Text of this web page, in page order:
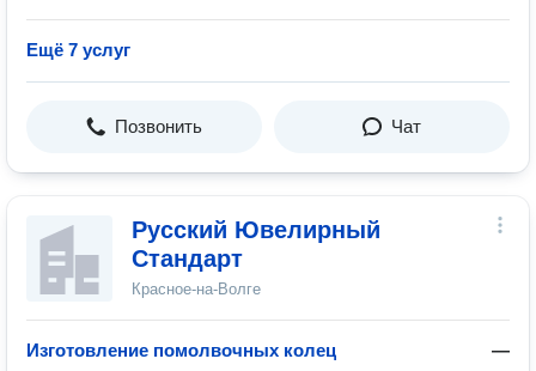
Ещё 7 услуг
Позвонить Чат
Русский Ювелирный
Стандарт
Красное-на-Волге
Изготовление помолвочных колец —